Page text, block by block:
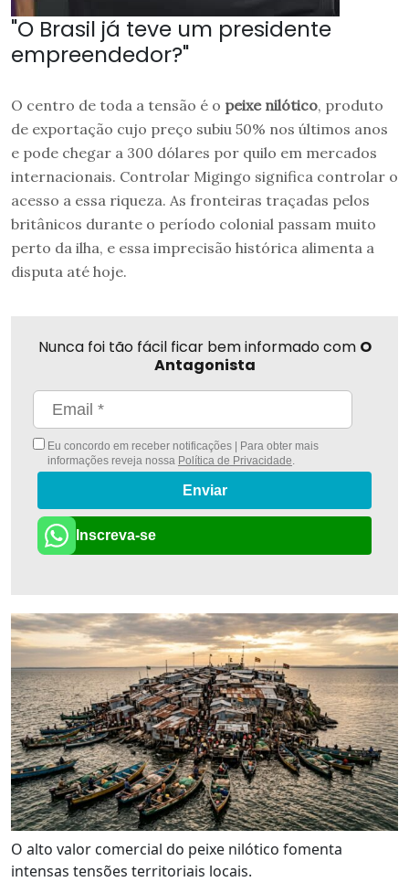
"O Brasil já teve um presidente
empreendedor?"
O centro de toda a tensão é o peixe nilótico, produto
de exportação cujo preço subiu 50% nos últimos anos
e pode chegar a 300 dólares por quilo em mercados
internacionais. Controlar Migingo significa controlar o
acesso a essa riqueza. As fronteiras traçadas pelos
britânicos durante o período colonial passam muito
perto da ilha, e essa imprecisão histórica alimenta a
disputa até hoje.
Nunca foi tão fácil ficar bem informado com O
Antagonista
Eu concordo em receber notificações | Para obter mais
informações reveja nossa Política de Privacidade.
Enviar
Inscreva-se
O alto valor comercial do peixe nilótico fomenta
intensas tensões territoriais locais.